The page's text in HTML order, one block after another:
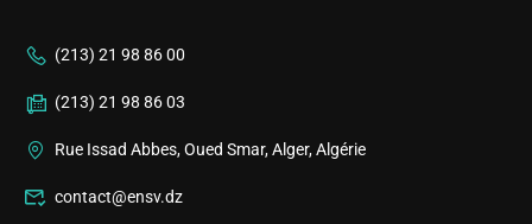
(213) 21 98 86 00
(213) 21 98 86 03
Rue Issad Abbes, Oued Smar, Alger, Algérie
contact@ensv.dz